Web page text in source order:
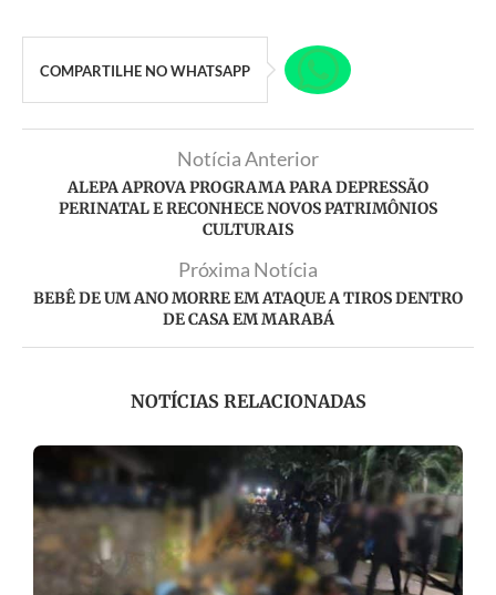
COMPARTILHE NO WHATSAPP
Notícia Anterior
ALEPA APROVA PROGRAMA PARA DEPRESSÃO
PERINATAL E RECONHECE NOVOS PATRIMÔNIOS
CULTURAIS
Próxima Notícia
BEBÊ DE UM ANO MORRE EM ATAQUE A TIROS DENTRO
DE CASA EM MARABÁ
NOTÍCIAS RELACIONADAS